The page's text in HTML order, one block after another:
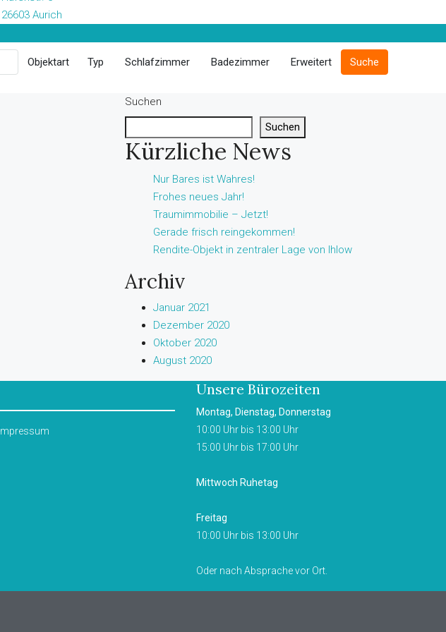
26603 Aurich
Objektart Typ Schlafzimmer Badezimmer Erweitert Suche
Suchen
Suchen
Kürzliche News
Nur Bares ist Wahres!
Frohes neues Jahr!
Traumimmobilie – Jetzt!
Gerade frisch reingekommen!
Rendite-Objekt in zentraler Lage von Ihlow
Archiv
Januar 2021
Dezember 2020
Oktober 2020
August 2020
Impressum
Unsere Bürozeiten
Montag, Dienstag, Donnerstag
10:00 Uhr bis 13:00 Uhr
15:00 Uhr bis 17:00 Uhr
Mittwoch Ruhetag
Freitag
10:00 Uhr bis 13:00 Uhr
Oder nach Absprache vor Ort.